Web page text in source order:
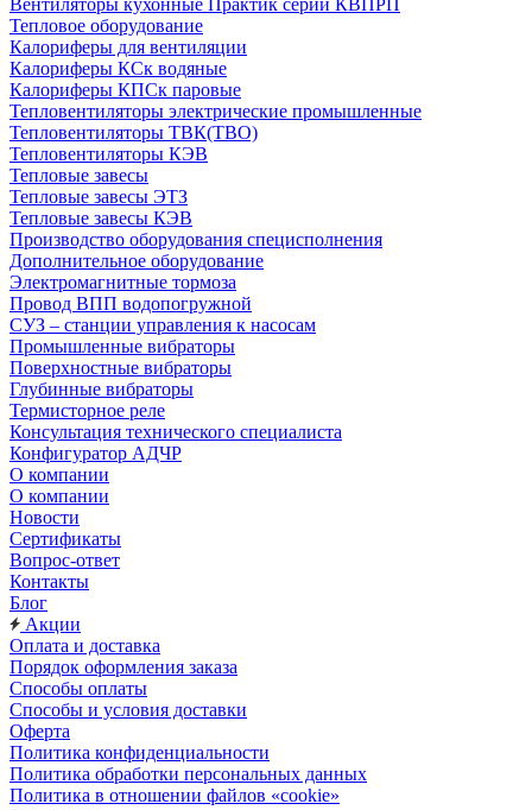
Вентиляторы кухонные Практик серии КВПРП
Тепловое оборудование
Калориферы для вентиляции
Калориферы КСк водяные
Калориферы КПСк паровые
Тепловентиляторы электрические промышленные
Тепловентиляторы ТВК(ТВО)
Тепловентиляторы КЭВ
Тепловые завесы
Тепловые завесы ЭТЗ
Тепловые завесы КЭВ
Производство оборудования специсполнения
Дополнительное оборудование
Электромагнитные тормоза
Провод ВПП водопогружной
СУЗ – станции управления к насосам
Промышленные вибраторы
Поверхностные вибраторы
Глубинные вибраторы
Термисторное реле
Консультация технического специалиста
Конфигуратор АДЧР
О компании
О компании
Новости
Сертификаты
Вопрос-ответ
Контакты
Блог
Акции
Оплата и доставка
Порядок оформления заказа
Способы оплаты
Способы и условия доставки
Оферта
Политика конфиденциальности
Политика обработки персональных данных
Политика в отношении файлов «cookie»